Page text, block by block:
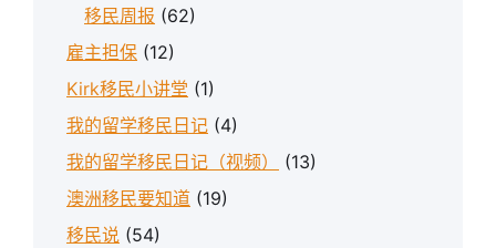
移民周报 (62)
雇主担保 (12)
Kirk移民小讲堂 (1)
我的留学移民日记 (4)
我的留学移民日记（视频）
(13)
澳洲移民要知道 (19)
移民说 (54)